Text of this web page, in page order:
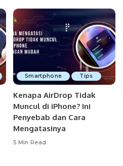
Smartphone Tips
Kenapa AirDrop Tidak
Muncul di iPhone? Ini
Penyebab dan Cara
Mengatasinya
5 Min Read